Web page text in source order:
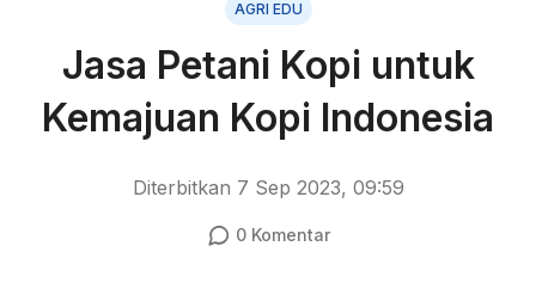
AGRI EDU
Jasa Petani Kopi untuk
Kemajuan Kopi Indonesia
Diterbitkan 7 Sep 2023, 09:59
0Komentar